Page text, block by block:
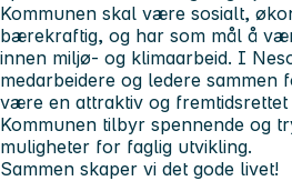
Kommunen skal være sosialt,
bærekraftig, og har som mål å
innen miljø- og klimaarbeid. I
medarbeidere og ledere sammen
være en attraktiv og fremtidsrettet
Kommunen tilbyr spennende og
muligheter for faglig utvikling.
Sammen skaper vi det gode livet!